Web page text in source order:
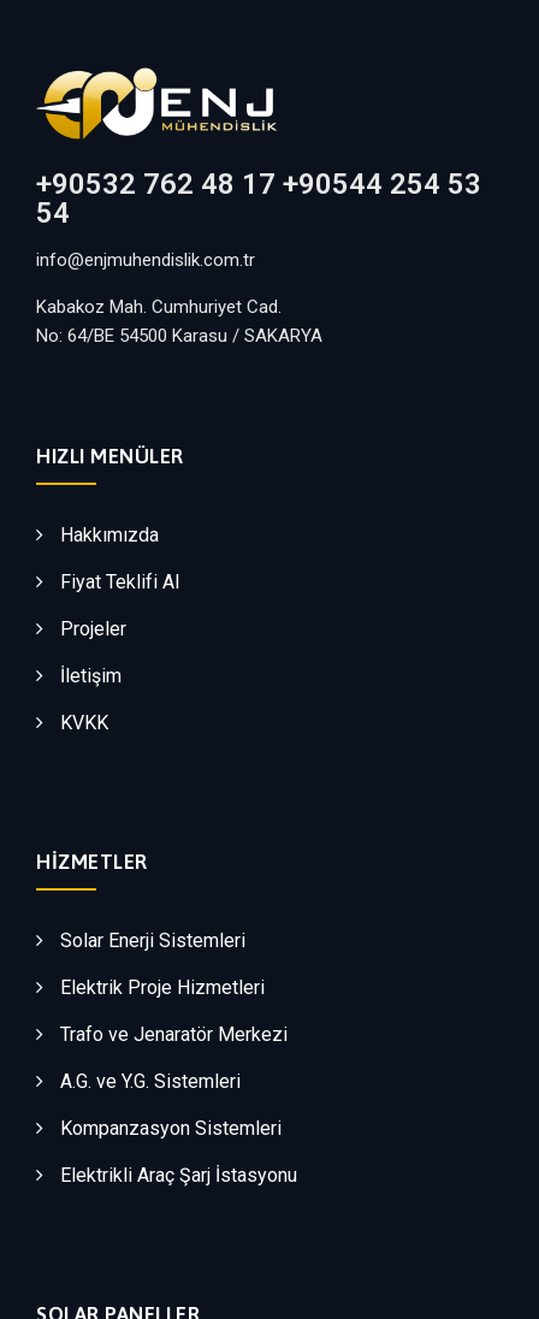
+90532 762 48 17 +90544 254 53
54
info@enjmuhendislik.com.tr
Kabakoz Mah. Cumhuriyet Cad.
No: 64/BE 54500 Karasu / SAKARYA
HIZLI MENÜLER
Hakkımızda
Fiyat Teklifi Al
Projeler
İletişim
KVKK
HIZMETLER
Solar Enerji Sistemleri
Elektrik Proje Hizmetleri
Trafo ve Jenaratör Merkezi
A.G. ve Y.G. Sistemleri
Kompanzasyon Sistemleri
Elektrikli Araç Şarj İstasyonu
SOLAR PANELLER